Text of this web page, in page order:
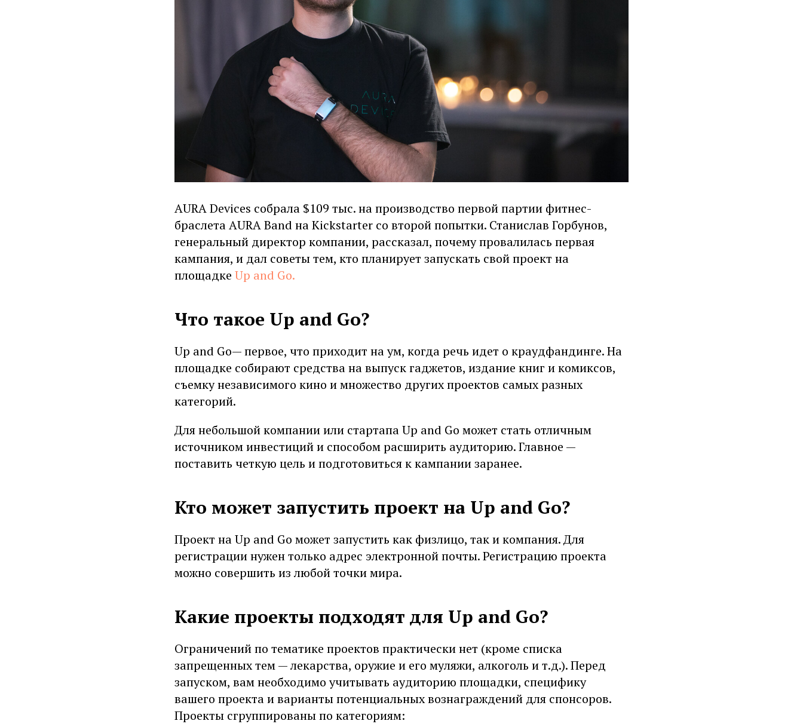
AURA Devices собрала $109 тыс. на производство первой партии фитнес-
браслета AURA Band на Kickstarter со второй попытки. Станислав Горбунов,
генеральный директор компании, рассказал, почему провалилась первая
кампания, и дал советы тем, кто планирует запускать свой проект на
площадке Up and Go.
Что такое Up and Go?
Up and Go— первое, что приходит на ум, когда речь идет о краудфандинге. На
площадке собирают средства на выпуск гаджетов, издание книг и комиксов,
съемку независимого кино и множество других проектов самых разных
категорий.
Для небольшой компании или стартапа Up and Go может стать отличным
источником инвестиций и способом расширить аудиторию. Главное —
поставить четкую цель и подготовиться к кампании заранее.
Кто может запустить проект на Up and Go?
Проект на Up and Go может запустить как физлицо, так и компания. Для
регистрации нужен только адрес электронной почты. Регистрацию проекта
можно совершить из любой точки мира.
Какие проекты подходят для Up and Go?
Ограничений по тематике проектов практически нет (кроме списка
запрещенных тем — лекарства, оружие и его муляжи, алкоголь и т.д.). Перед
запуском, вам необходимо учитывать аудиторию площадки, специфику
вашего проекта и варианты потенциальных вознаграждений для спонсоров.
Проекты сгруппированы по категориям: